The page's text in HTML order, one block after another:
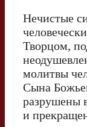
Нечистые
Творцом,
молитвы
Сына
разрушены
и